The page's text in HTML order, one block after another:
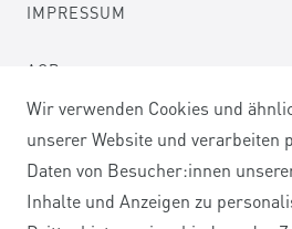
IMPRESSUM
AGB
Wir verwenden Cookies und
unserer Website und verarbeiten
Daten von Besucher:innen
Inhalte und Anzeigen zu